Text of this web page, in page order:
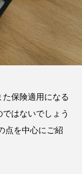
保険適用になる
はないでしょう
点を中心にご紹